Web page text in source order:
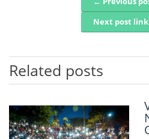
Post navigation
Next post
Related posts